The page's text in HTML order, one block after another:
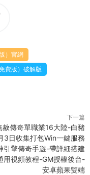
）官網
費版）破解版
下一篇
赦傳奇單職業16大陸-白豬
3日收集打包Win一鍵服務
引擎傳奇手遊-帶詳細搭建
用視頻教程-GM授權後台-
安卓蘋果雙端